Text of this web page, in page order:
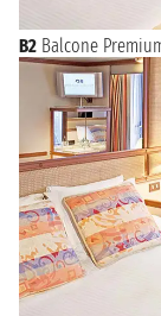
B2 Balcone